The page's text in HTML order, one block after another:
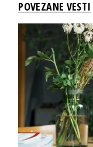
POVEZANE VESTI